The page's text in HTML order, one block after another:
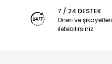
7 / 24 DESTEK
Öneri ve
iletebilirsiniz.